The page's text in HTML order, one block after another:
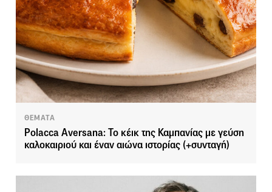
ΘΕΜΑΤΑ
Polacca Aversana: Το κέικ της Καμπανίας με γεύση
καλοκαιριού και έναν αιώνα ιστορίας (+συνταγή)